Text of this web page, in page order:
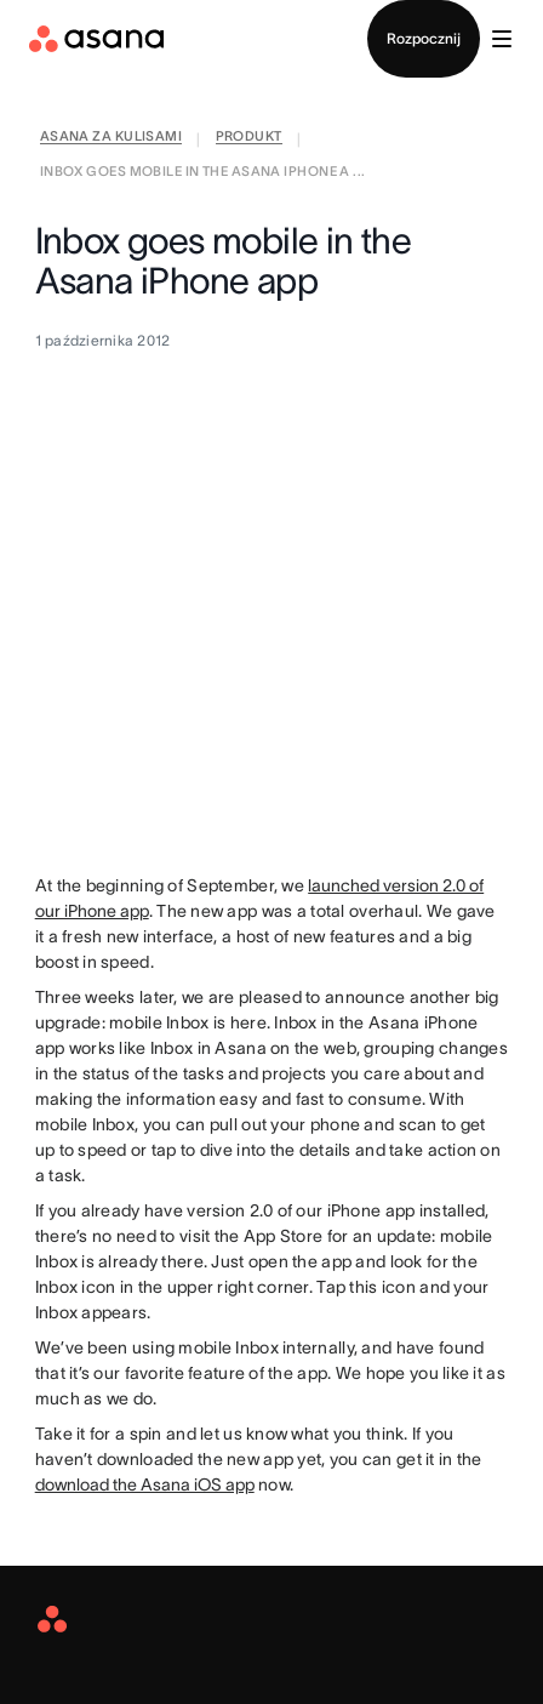
Rozpocznij
ASANA ZA KULISAMI PRODUKT
INBOX GOES MOBILE IN THE ASANA IPHONE A ...
Inbox goes mobile in the
Asana iPhone app
1 października 2012
At the beginning of September, we launched version 2.0 of
our iPhone app. The new app was a total overhaul. We gave
it a fresh new interface, a host of new features and a big
boost in speed.
Three weeks later, we are pleased to announce another big
upgrade: mobile Inbox is here. Inbox in the Asana iPhone
app works like Inbox in Asana on the web, grouping changes
in the status of the tasks and projects you care about and
making the information easy and fast to consume. With
mobile Inbox, you can pull out your phone and scan to get
up to speed or tap to dive into the details and take action on
a task.
If you already have version 2.0 of our iPhone app installed,
there’s no need to visit the App Store for an update: mobile
Inbox is already there. Just open the app and look for the
Inbox icon in the upper right corner. Tap this icon and your
Inbox appears.
We’ve been using mobile Inbox internally, and have found
that it’s our favorite feature of the app. We hope you like it as
much as we do.
Take it for a spin and let us know what you think. If you
haven’t downloaded the new app yet, you can get it in the
download the Asana iOS appnow.
Asana